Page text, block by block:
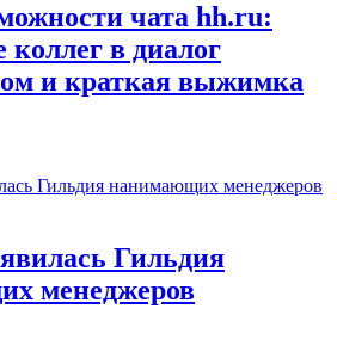
чата hh.ru:
коллег в диалог
и краткая выжимка
Гильдия
менеджеров